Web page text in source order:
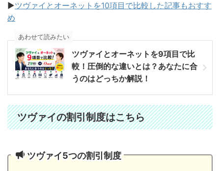
▶︎ツヴァイとオーネットを10項目で比較した記事もおすす
め
ツヴァイとオーネットを9項目で比
較！圧倒的な違いとは？あなたに合
うのはどっちか解説！
あわせて読みたい
ツヴァイの割引制度はこちら
ツヴァイ5つの割引制度